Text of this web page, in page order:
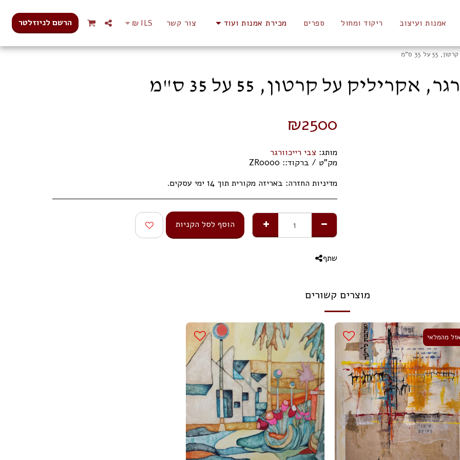
אמנות ועיצוב ריקוד ומחול ספרים מכירת אמנות ועוד צור קשר ILS
₪ הרשם לניוזלטר
35 ס"מ
אקריליק על קרטון, 55 על 35 ס"מ
₪2500
מותג: צבי רייכוורגר
מק"ט / ברקוד:: ZR0000
מדיניות החזרה: באריזה מקורית תוך 14 ימי עסקים.
הוסף לסל הקניות
שתף
מוצרים קשורים
מהמלאי